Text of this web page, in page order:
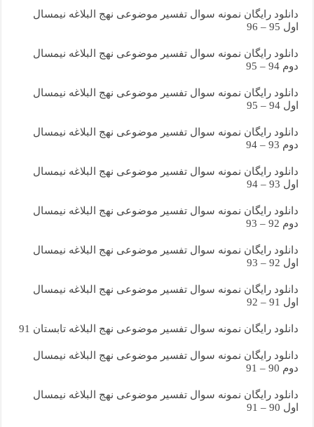
دانلود رایگان نمونه سوال تفسیر موضوعی نهج البلاغه نیمسال
اول 95 – 96
دانلود رایگان نمونه سوال تفسیر موضوعی نهج البلاغه نیمسال
دوم 94 – 95
دانلود رایگان نمونه سوال تفسیر موضوعی نهج البلاغه نیمسال
اول 94 – 95
دانلود رایگان نمونه سوال تفسیر موضوعی نهج البلاغه نیمسال
دوم 93 – 94
دانلود رایگان نمونه سوال تفسیر موضوعی نهج البلاغه نیمسال
اول 93 – 94
دانلود رایگان نمونه سوال تفسیر موضوعی نهج البلاغه نیمسال
دوم 92 – 93
دانلود رایگان نمونه سوال تفسیر موضوعی نهج البلاغه نیمسال
اول 92 – 93
دانلود رایگان نمونه سوال تفسیر موضوعی نهج البلاغه نیمسال
اول 91 – 92
دانلود رایگان نمونه سوال تفسیر موضوعی نهج البلاغه تابستان 91
دانلود رایگان نمونه سوال تفسیر موضوعی نهج البلاغه نیمسال
دوم 90 – 91
دانلود رایگان نمونه سوال تفسیر موضوعی نهج البلاغه نیمسال
اول 90 – 91